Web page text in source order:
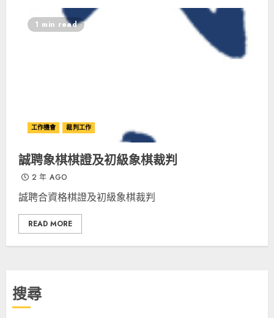
1 min read
工作機會 裁判工作
誠聘象棋棋證及初級象棋裁判
2 年 AGO
誠聘合資格棋證及初級象棋裁判
READ MORE
搜尋